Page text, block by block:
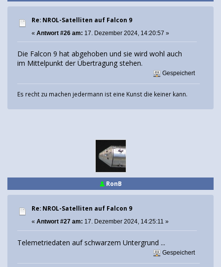
Re: NROL-Satelliten auf Falcon 9
« Antwort #26 am: 17. Dezember 2024, 14:20:57 »
Die Falcon 9 hat abgehoben und sie wird wohl auch
im Mittelpunkt der Übertragung stehen.
Gespeichert
Es recht zu machen jedermann ist eine Kunst die keiner kann.
RonB
Re: NROL-Satelliten auf Falcon 9
« Antwort #27 am: 17. Dezember 2024, 14:25:11 »
Telemetriedaten auf schwarzem Untergrund ...
Gespeichert